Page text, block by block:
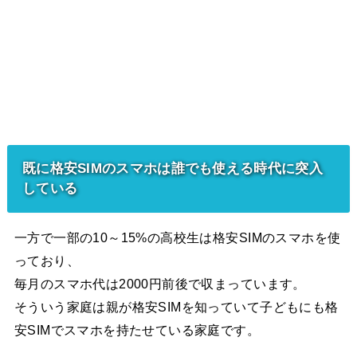
既に格安SIMのスマホは誰でも使える時代に突入
している
一方で一部の10～15%の高校生は格安SIMのスマホを使
っており、
毎月のスマホ代は2000円前後で収まっています。
そういう家庭は親が格安SIMを知っていて子どもにも格
安SIMでスマホを持たせている家庭です。